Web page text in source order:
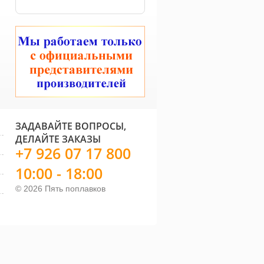
© 2026 Пять поплавков
ЗАДАВАЙТЕ ВОПРОСЫ,
ДЕЛАЙТЕ ЗАКАЗЫ
+7 926 07 17 800
10:00 - 18:00